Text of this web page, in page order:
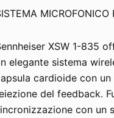
XSW 1-835
elegante sistema
cardioide con un
del feedback.
con un